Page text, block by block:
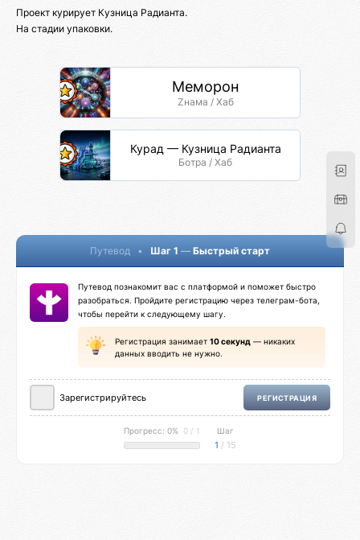
Проект курирует Кузница Радианта.
На стадии упаковки.
Меморон
Zнама / Хаб
Курад — Кузница Радианта
Ботра / Хаб
Путевод • Шаг 1 — Быстрый старт
Путевод познакомит вас с платформой и поможет быстро
разобраться. Пройдите регистрацию через телеграм-бота,
чтобы перейти к следующему шагу.
Регистрация занимает 10 секунд — никаких
данных вводить не нужно.
Зарегистрируйтесь РЕГИСТРАЦИЯ
Прогресс: 0% 0 / 1 Шаг
1 / 15